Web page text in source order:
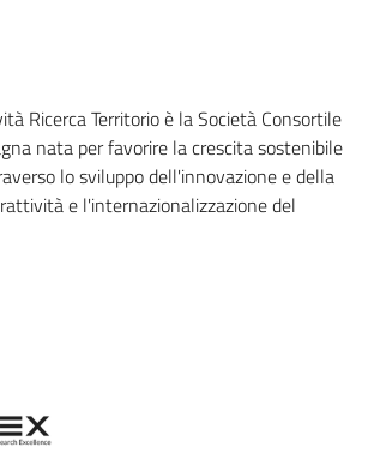
Ricerca Territorio è la Società Consortile
nata per favorire la crescita sostenibile
lo sviluppo dell'innovazione e della
e l'internazionalizzazione del